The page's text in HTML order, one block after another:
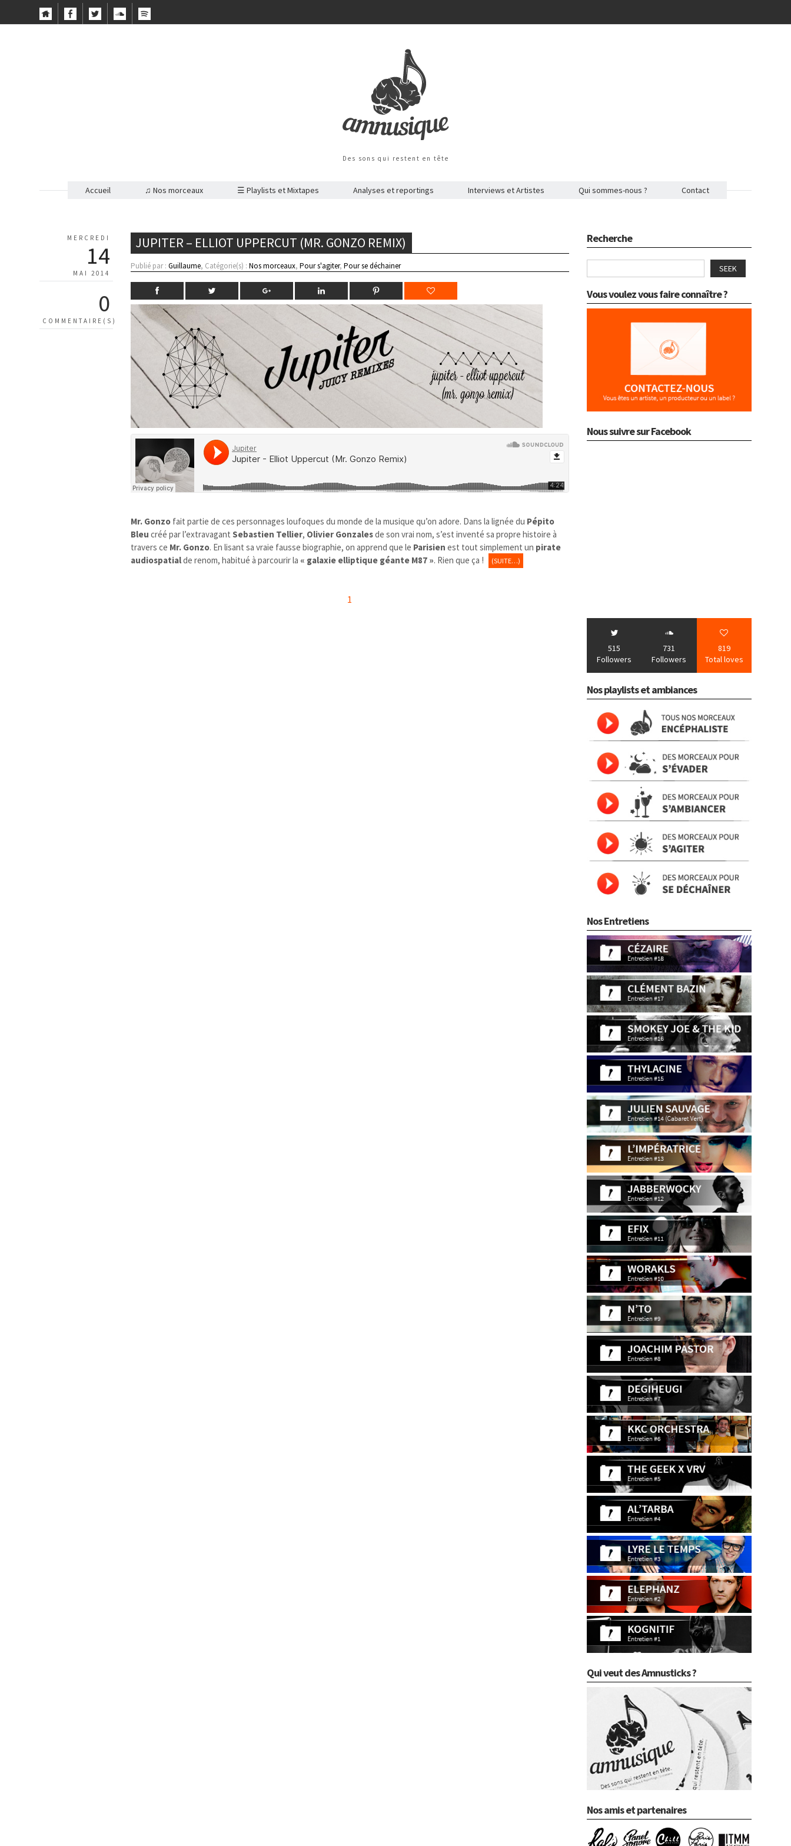
Des sons qui restent en tête
Accueil ♫ Nos morceaux ☰ Playlists et Mixtapes Analyses et reportings Interviews et Artistes Qui sommes-nous ? Contact
MERCREDI
14
MAI 2014
0
COMMENTAIRE(S)
JUPITER – ELLIOT UPPERCUT (MR. GONZO REMIX)
Publié par :Guillaume, Catégorie(s) :Nos morceaux,Pour s'agiter,Pour se déchainer
Mr. Gonzo fait partie de ces personnages loufoques du monde de la musique qu’on adore. Dans la lignée du Pépito
Bleu créé par l’extravagantSebastien Tellier, Olivier Gonzalesde son vrai nom, s’est inventé sa propre histoire à
travers ce Mr. Gonzo. En lisant sa vraie fausse biographie, on apprend que le Parisien est tout simplement un pirate
audiospatialde renom, habitué à parcourir la « galaxie elliptique géante M87 ». Rien que ça ! (SUITE…)
1
Recherche
SEEK
Vous voulez vous faire connaître ?
Nous suivre sur Facebook
515
Followers
731
Followers
819
Total loves
Nos playlists et ambiances
Nos Entretiens
Qui veut des Amnusticks ?
Nos amis et partenaires